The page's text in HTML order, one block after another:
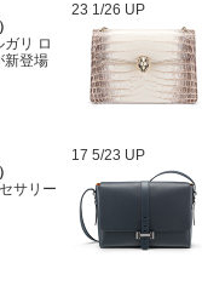
リ ロ
新登場
23 1/26 UP
サリー
17 5/23 UP